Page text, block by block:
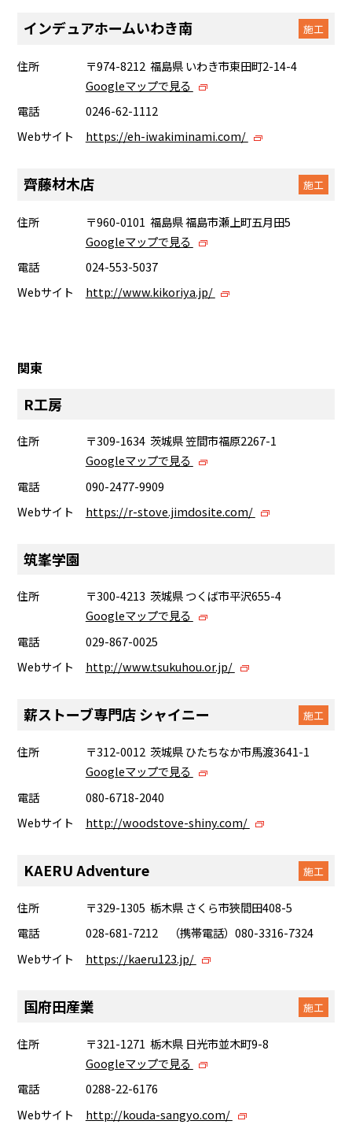
インデュアホームいわき南 施工
住所
〒974-8212 福島県 いわき市東田町2-14-4
Googleマップで見る
電話
0246-62-1112
Webサイト
https://eh-iwakiminami.com/
齊藤材木店 施工
住所
〒960-0101 福島県 福島市瀬上町五月田5
Googleマップで見る
電話
024-553-5037
Webサイト
http://www.kikoriya.jp/
関東
R工房
住所
〒309-1634 茨城県 笠間市福原2267-1
Googleマップで見る
電話
090-2477-9909
Webサイト
https://r-stove.jimdosite.com/
筑峯学園
住所
〒300-4213 茨城県 つくば市平沢655-4
Googleマップで見る
電話
029-867-0025
Webサイト
http://www.tsukuhou.or.jp/
薪ストーブ専門店 シャイニー 施工
住所
〒312-0012 茨城県 ひたちなか市馬渡3641-1
Googleマップで見る
電話
080-6718-2040
Webサイト
http://woodstove-shiny.com/
KAERU Adventure 施工
住所
〒329-1305 栃木県 さくら市狹間田408-5
電話
028-681-7212 （携帯電話）080-3316-7324
Webサイト
https://kaeru123.jp/
国府田産業 施工
住所
〒321-1271 栃木県 日光市並木町9-8
Googleマップで見る
電話
0288-22-6176
Webサイト
http://kouda-sangyo.com/